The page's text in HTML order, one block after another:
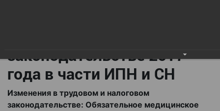
законодательстве 2017
года в части ИПН и СН
Изменения в трудовом и налоговом
законодательстве: Обязательное медицинское